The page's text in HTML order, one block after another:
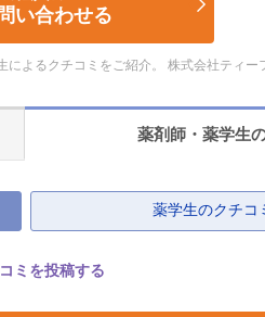
い合わせる
よるクチコミをご紹介。 株式会社ティー
薬剤師・薬学生
薬学生のクチコ
ミを投稿する